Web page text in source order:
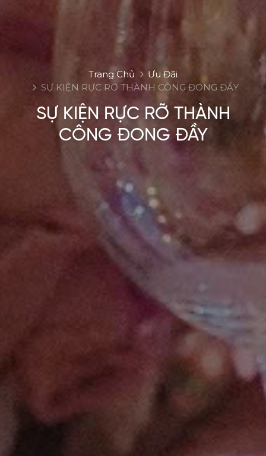
Trang Chủ
Ưu Đãi
SỰ KIỆN RỰC RỠ THÀNH CÔNG ĐONG ĐẦY
SỰ KIỆN RỰC RỠ THÀNH
CÔNG ĐONG ĐẦY